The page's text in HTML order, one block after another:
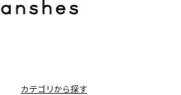
カテゴリから探す